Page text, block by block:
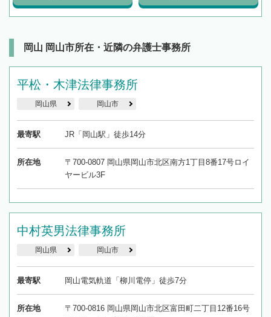
岡山 岡山市所在・近隣の弁護士事務所
平松・木津法律事務所
岡山県 岡山市
最寄駅 JR「岡山駅」徒歩14分
所在地
〒700-0807 岡山県岡山市北区南方1丁目8番17号ロイ
ヤービル3F
中村英男法律事務所
岡山県 岡山市
最寄駅 岡山電気軌道「柳川電停」徒歩7分
所在地
〒700-0816 岡山県岡山市北区富田町二丁目12番16号